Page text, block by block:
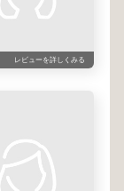
レビューを詳しくみる